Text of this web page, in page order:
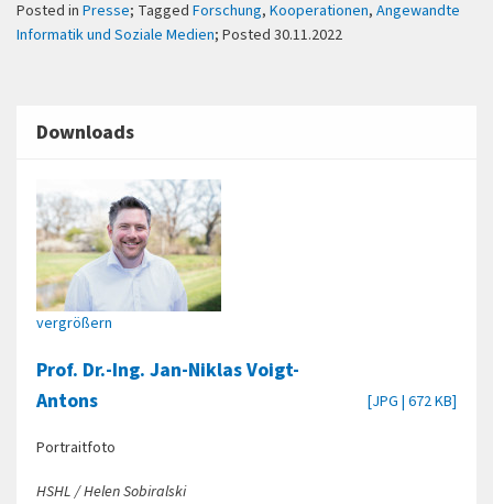
Posted in Presse; Tagged Forschung, Kooperationen, Angewandte
Informatik und Soziale Medien; Posted 30.11.2022
Downloads
vergrößern
Prof. Dr.-Ing. Jan-Niklas Voigt-
Antons
[JPG | 672 KB]
Portraitfoto
HSHL / Helen Sobiralski